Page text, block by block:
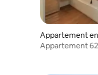
Appartement
ta
Appartement